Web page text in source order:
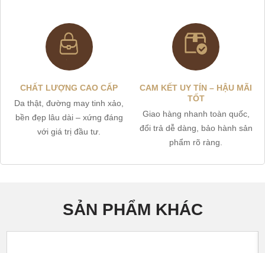
CHẤT LƯỢNG CAO CẤP
Da thật, đường may tinh xảo,
bền đẹp lâu dài – xứng đáng
với giá trị đầu tư.
CAM KẾT UY TÍN – HẬU MÃI
TỐT
Giao hàng nhanh toàn quốc,
đổi trả dễ dàng, bảo hành sản
phẩm rõ ràng.
SẢN PHẨM KHÁC